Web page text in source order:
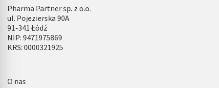
Pharma Partner sp. z o.o.
ul. Pojezierska 90A
91-341 Łódź
NIP: 9471975869
KRS: 0000321925
O nas